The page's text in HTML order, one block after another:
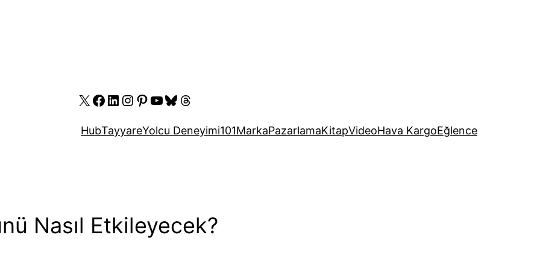
X Facebook
LinkedIn
Instagram
Pinterest
YouTube
Bluesky
Threads
HubTayyareYolcu Deneyimi101MarkaPazarlamaKitapVideoHava KargoEğlence
Nasıl Etkileyecek?